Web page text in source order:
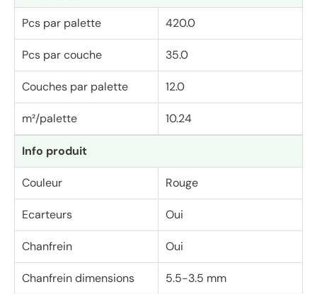
Pcs par palette 420.0
Pcs par couche 35.0
Couches par palette 12.0
m²/palette 10.24
Info produit
Couleur Rouge
Ecarteurs Oui
Chanfrein Oui
Chanfrein dimensions 5.5-3.5 mm